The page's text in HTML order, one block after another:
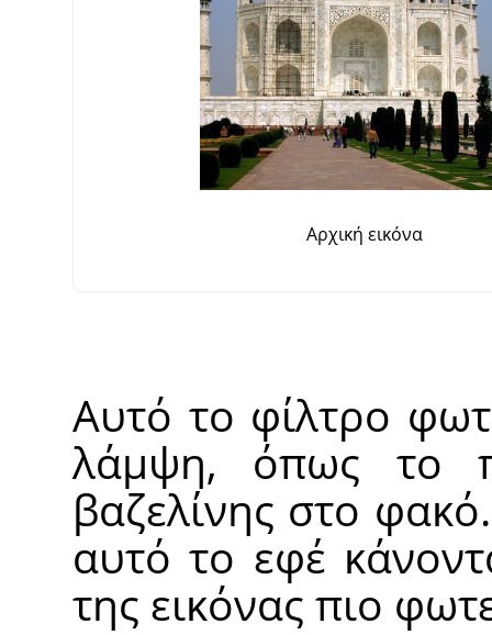
Αρχική εικόνα
Αυτό το φίλτρο
λάμψη, όπως το
βαζελίνης στο
αυτό το εφέ
της εικόνας πιο